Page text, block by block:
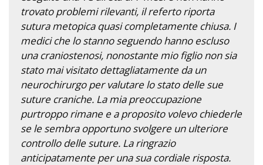
trovato problemi rilevanti, il referto riporta
sutura metopica quasi completamente chiusa. I
medici che lo stanno seguendo hanno escluso
una craniostenosi, nonostante mio figlio non sia
stato mai visitato dettagliatamente da un
neurochirurgo per valutare lo stato delle sue
suture craniche. La mia preoccupazione
purtroppo rimane e a proposito volevo chiederle
se le sembra opportuno svolgere un ulteriore
controllo delle suture. La ringrazio
anticipatamente per una sua cordiale risposta.